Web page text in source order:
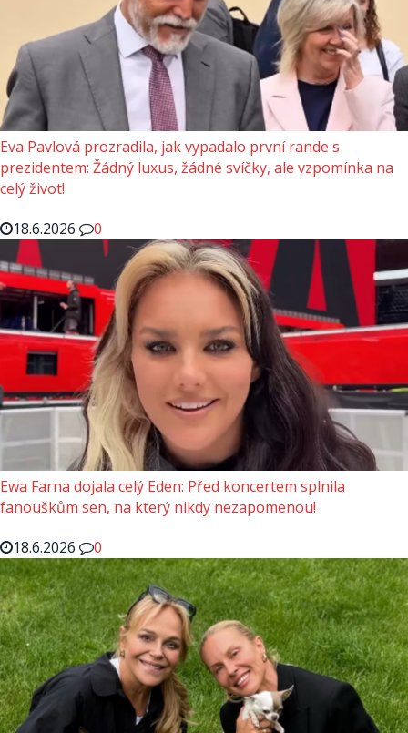
Eva Pavlová prozradila, jak vypadalo první rande s
prezidentem: Žádný luxus, žádné svíčky, ale vzpomínka na
celý život!
18.6.2026
0
Ewa Farna dojala celý Eden: Před koncertem splnila
fanouškům sen, na který nikdy nezapomenou!
18.6.2026
0